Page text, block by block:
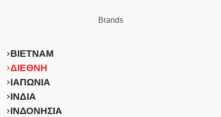
Brands
ΒΙΕΤΝΑΜ
ΔΙΕΘΝΗ
ΙΑΠΩΝΙΑ
ΙΝΔΙΑ
ΙΝΔΟΝΗΣΙΑ